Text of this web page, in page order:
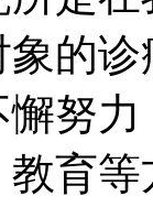
的
努
育